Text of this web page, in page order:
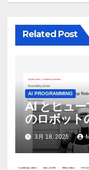
Related Post
AI PROGRAMMING
AI とヒュ
のロボット
ASSEMBLY
3月 18, 2025